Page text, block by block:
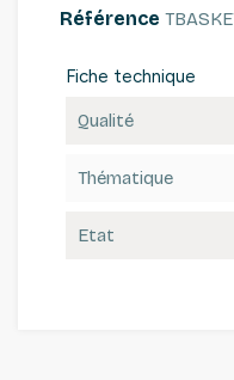
Référence
Fiche technique
Qualité
Thématique
Etat